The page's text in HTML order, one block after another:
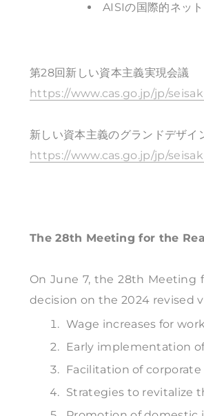
AISIの国際的ネッ
第28回新しい資本主義実現会議
https://www.cas.go.jp/jp/
新しい資本主義のグランドデザ
https://www.cas.go.jp/jp/
The 28th Meeting for the
On June 7, the 28th Meeting
decision on the 2024 revised
Wage increases for
Early implementation
Facilitation of
Strategies to revitalize